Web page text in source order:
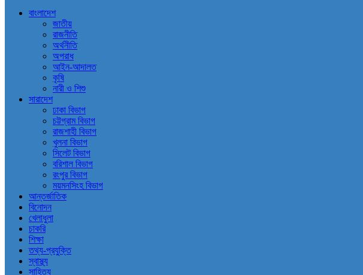
বাংলাদেশ
জাতীয়
রাজনীতি
অর্থনীতি
অপরাধ
আইন-আদালত
কৃষি
নারী ও শিশু
সারাদেশ
ঢাকা বিভাগ
চট্টগ্রাম বিভাগ
রাজশাহী বিভাগ
খুলনা বিভাগ
সিলেট বিভাগ
বরিশাল বিভাগ
রংপুর বিভাগ
ময়মনসিংহ বিভাগ
আন্তর্জাতিক
বিনোদন
খেলাধুলা
চাকরি
শিক্ষা
তথ্য-প্রযুক্তি
স্বাস্থ্য
সাহিত্য